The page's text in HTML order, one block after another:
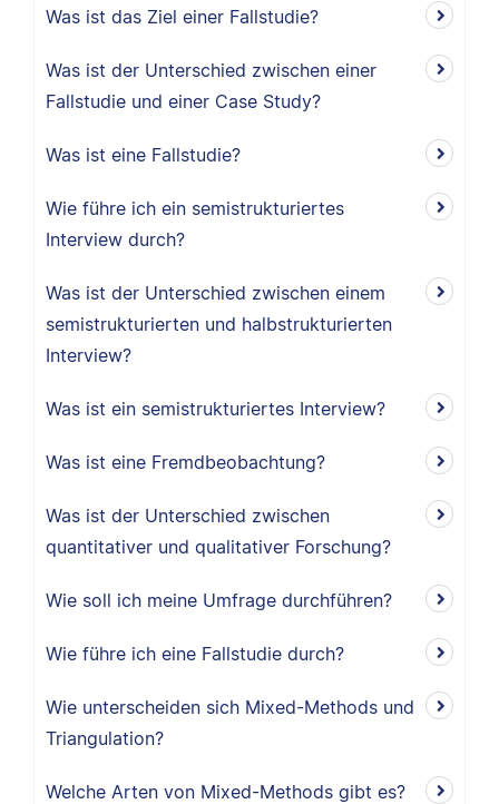
Was ist das Ziel einer Fallstudie?
Was ist der Unterschied zwischen einer
Fallstudie und einer Case Study?
Was ist eine Fallstudie?
Wie führe ich ein semistrukturiertes
Interview durch?
Was ist der Unterschied zwischen einem
semistrukturierten und halbstrukturierten
Interview?
Was ist ein semistrukturiertes Interview?
Was ist eine Fremdbeobachtung?
Was ist der Unterschied zwischen
quantitativer und qualitativer Forschung?
Wie soll ich meine Umfrage durchführen?
Wie führe ich eine Fallstudie durch?
Wie unterscheiden sich Mixed-Methods und
Triangulation?
Welche Arten von Mixed-Methods gibt es?